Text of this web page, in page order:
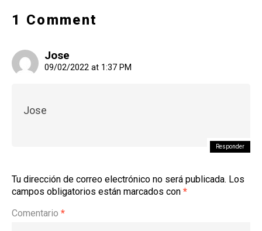
1 Comment
Jose
09/02/2022 at 1:37 PM
Jose
Responder
Tu dirección de correo electrónico no será publicada. Los
campos obligatorios están marcados con *
Comentario *